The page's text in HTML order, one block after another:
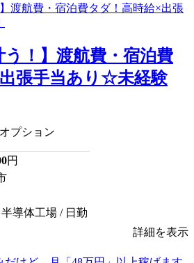
う！】渡航費・宿泊費
張手当あり☆未経験
プション
円
導体工場 / 日勤
詳細を表示